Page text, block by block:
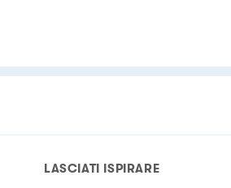
LASCIATI ISPIRARE